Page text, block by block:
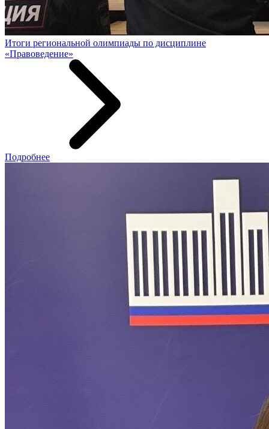
Итоги региональной олимпиады по дисциплине
«Правоведение»
Подробнее